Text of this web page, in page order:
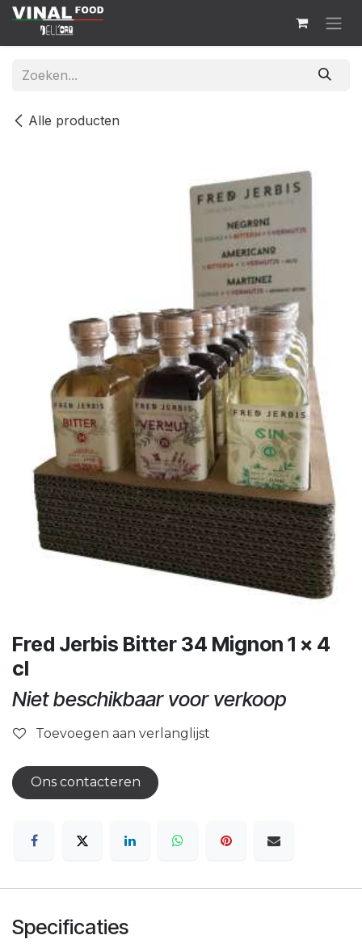
Overslaan naar inhoud
Alle producten
Fred Jerbis Bitter 34 Mignon 1 x 4
cl
Niet beschikbaar voor verkoop
Toevoegen aan verlanglijst
Ons contacteren
Specificaties